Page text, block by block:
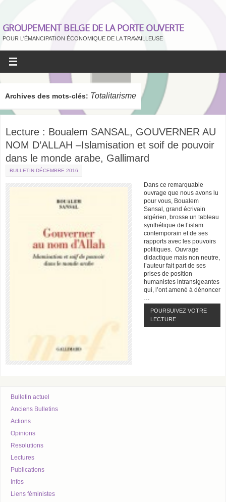
GROUPEMENT BELGE DE LA PORTE OUVERTE
POUR L'ÉMANCIPATION ÉCONOMIQUE DE LA TRAVAILLEUSE
Archives des mots-clés: Totalitarisme
Lecture : Boualem SANSAL, GOUVERNER AU
NOM D’ALLAH –Islamisation et soif de pouvoir
dans le monde arabe, Gallimard
BULLETIN DÉCEMBRE 2016
Dans ce remarquable
ouvrage que nous avons lu
pour vous, Boualem
Sansal, grand écrivain
algérien, brosse un tableau
synthétique de l’islam
contemporain et de ses
rapports avec les pouvoirs
politiques. Ouvrage
didactique mais non neutre,
l’auteur fait part de ses
prises de position
humanistes intransigeantes
qui, l’ont amené à dénoncer
…
POURSUIVEZ VOTRE
LECTURE
Bulletin actuel
Anciens Bulletins
Actions
Opinions
Resolutions
Lectures
Publications
Infos
Liens féministes